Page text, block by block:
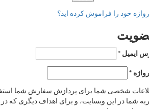
خود را فراموش کرده اید؟
ایمیل*
*
شخصی شما برای پردازش سفارش شما استفاده
شما در این وبسایت، و برای اهداف دیگری که در